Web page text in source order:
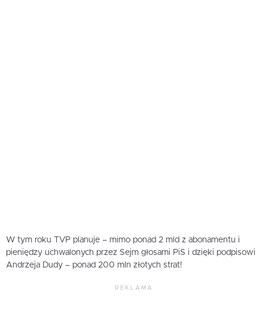
W tym roku TVP planuje – mimo ponad 2 mld z abonamentu i
pieniędzy uchwalonych przez Sejm głosami PiS i dzięki podpisowi
Andrzeja Dudy – ponad 200 mln złotych strat!
REKLAMA